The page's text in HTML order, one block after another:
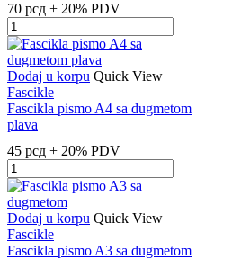
70 рсд + 20% PDV
Fascikla
PVC
mehanika
quantity
Dodaj u korpu Quick View
Fascikle
Fascikla pismo A4 sa dugmetom
plava
45 рсд + 20% PDV
Fascikla
pismo
A4
sa
dugmetom
plava
Dodaj u korpu Quick View
Fascikle
Fascikla pismo A3 sa dugmetom